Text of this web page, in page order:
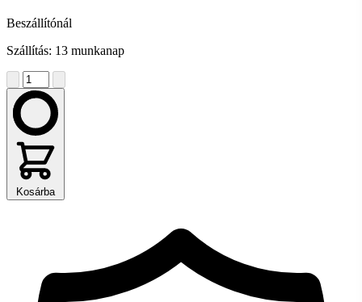
Beszállítónál
Szállítás: 13 munkanap
Kosárba